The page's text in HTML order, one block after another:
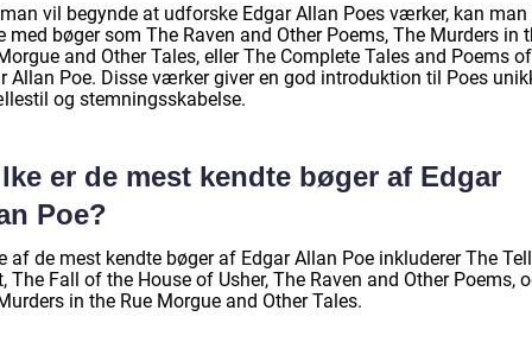
vil begynde at udforske Edgar Allan Poes værker, kan man
med bøger som The Raven and Other Poems, The Murders in
and Other Tales, eller The Complete Tales and Poems of
Allan Poe. Disse værker giver en god introduktion til Poes
og stemningsskabelse.
er de mest kendte bøger af Edgar
Poe?
af de mest kendte bøger af Edgar Allan Poe inkluderer The
The Fall of the House of Usher, The Raven and Other Poems,
in the Rue Morgue and Other Tales.